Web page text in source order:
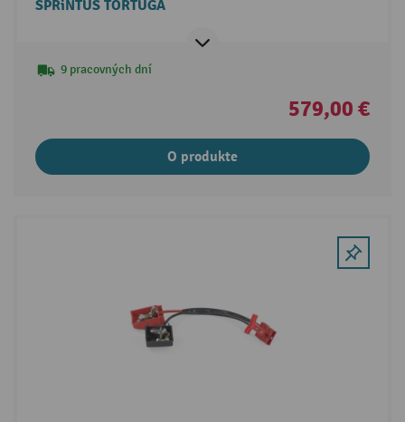
SPRiNTUS TORTUGA
9 pracovných dní
579,00 €
O produkte